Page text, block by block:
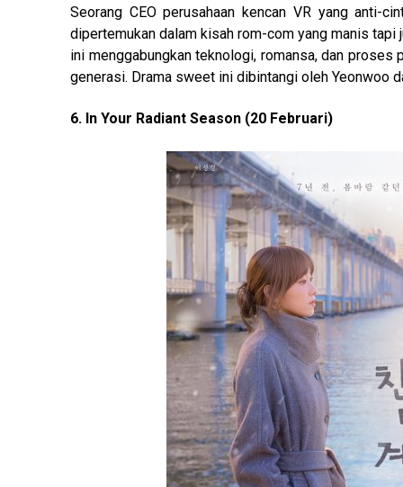
Seorang CEO perusahaan kencan VR yang anti-
dipertemukan dalam kisah rom-com yang manis tapi
ini menggabungkan teknologi, romansa, dan proses
generasi. Drama sweet ini dibintangi oleh Yeonwoo
6. In Your Radiant Season (20 Februari)